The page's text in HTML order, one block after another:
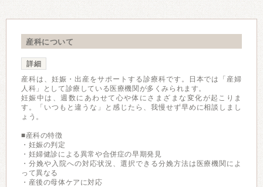
産科について
詳細
産科は、妊娠・出産をサポートする診療科です。日本では「産婦
人科」として診療している医療機関が多くみられます。
妊娠中は、週数にあわせて心や体にさまざまな変化が起こりま
す。「いつもと違うな」と感じたら、我慢せず早めに相談しまし
ょう。
■産科の特徴
・妊娠の判定
・妊婦健診による異常や合併症の早期発見
・分娩や入院への対応状況、選択できる分娩方法は医療機関によ
って異なる
・産後の母体ケアに対応